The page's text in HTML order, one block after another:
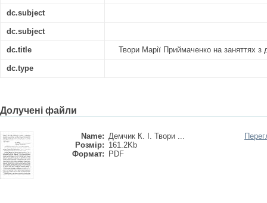
dc.subject
dc.subject
dc.title Твори Марії Приймаченко на заняттях
dc.type
Долучені файли
Name: Демчик К. І. Твори ...
Розмір: 161.2Kb
Формат:
PDF